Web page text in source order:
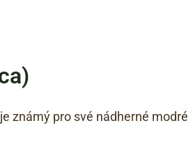
známý pro své nádherné modré